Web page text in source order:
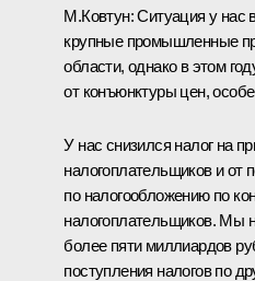
М.Ковтун:Ситуация у нас
крупные промышленные
области, однако в этом
от конъюнктуры цен,
У нас снизился налог на
налогоплательщиков и от
по налогообложению по
налогоплательщиков. Мы
более пяти миллиардов
поступления налогов по